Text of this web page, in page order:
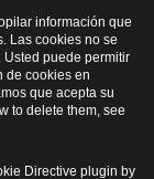
información que
Las cookies no se
puede permitir
de cookies en
que acepta su
to delete them, see